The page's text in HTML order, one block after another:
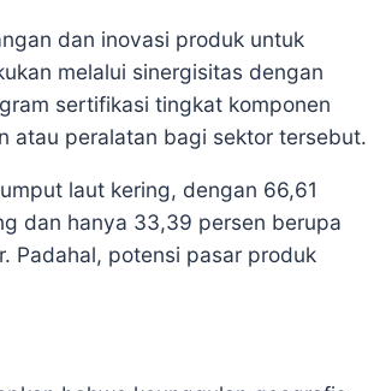
dan inovasi produk untuk
melalui sinergisitas dengan
sertifikasi tingkat komponen
atau peralatan bagi sektor tersebut.
laut kering, dengan 66,61
dan hanya 33,39 persen berupa
Padahal, potensi pasar produk